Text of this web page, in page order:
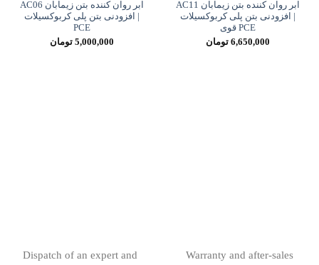
ابر روان کننده بتن زیمابان AC11
| افزودنی بتن پلی کربوکسیلات
PCE قوی
6,650,000 تومان
ابر روان کننده بتن زیمابان AC06
| افزودنی بتن پلی کربوکسیلات
PCE
5,000,000 تومان
Warranty and after-sales
Dispatch of an expert and